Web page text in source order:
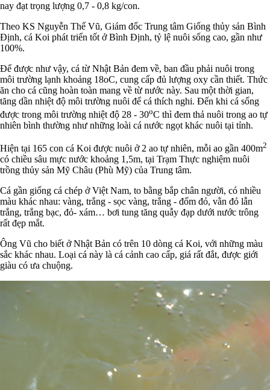
nay đạt trọng lượng 0,7 - 0,8 kg/con.
Theo KS Nguyễn Thế Vũ, Giám đốc Trung tâm Giống thủy sản Bình
Định, cá Koi phát triển tốt ở Bình Định, tỷ lệ nuôi sống cao, gần như
100%.
Để được như vậy, cá từ Nhật Bản đem về, ban đầu phải nuôi trong
môi trường lạnh khoảng 18oC, cung cấp đủ lượng oxy cần thiết. Thức
ăn cho cá cũng hoàn toàn mang về từ nước này. Sau một thời gian,
tăng dần nhiệt độ môi trường nuôi để cá thích nghi. Đến khi cá sống
được trong môi trường nhiệt độ 28 - 30oC thì đem thả nuôi trong ao tự
nhiên bình thường như những loài cá nước ngọt khác nuôi tại tỉnh.
Hiện tại 165 con cá Koi được nuôi ở 2 ao tự nhiên, mỗi ao gần 400m2
có chiều sâu mực nước khoảng 1,5m, tại Trạm Thực nghiệm nuôi
trồng thủy sản Mỹ Châu (Phù Mỹ) của Trung tâm.
Cá gần giống cá chép ở Việt Nam, to bằng bắp chân người, có nhiều
màu khác nhau: vàng, trắng - sọc vàng, trắng - đốm đỏ, vằn đỏ lẫn
trắng, trắng bạc, đỏ- xám… bơi tung tăng quẫy đạp dưới nước trông
rất đẹp mắt.
Ông Vũ cho biết ở Nhật Bản có trên 10 dòng cá Koi, với những màu
sắc khác nhau. Loại cá này là cá cảnh cao cấp, giá rất đắt, được giới
giàu có ưa chuộng.